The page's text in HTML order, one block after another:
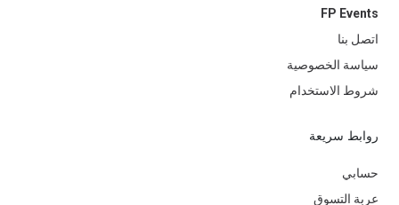
FP Events
اتصل بنا
سياسة الخصوصية
شروط الاستخدام
روابط سريعة
حسابي
عربة التسوق